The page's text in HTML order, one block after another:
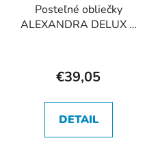
Posteľné obliečky
ALEXANDRA DELUX +
€39,05
DETAIL